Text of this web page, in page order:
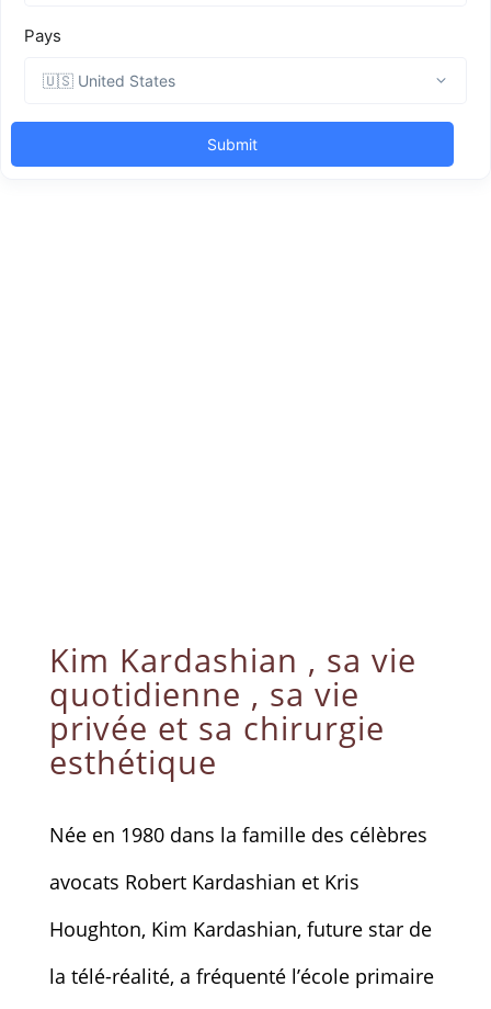
Kim Kardashian , sa vie
quotidienne , sa vie
privée et sa chirurgie
esthétique
Née en 1980 dans la famille des célèbres
avocats Robert Kardashian et Kris
Houghton, Kim Kardashian, future star de
la télé-réalité, a fréquenté l’école primaire